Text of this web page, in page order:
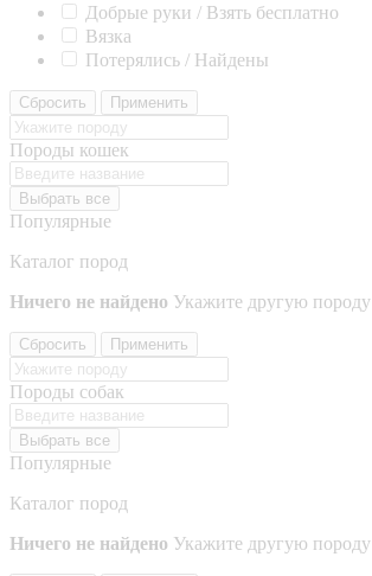
Добрые руки / Взять бесплатно
Вязка
Потерялись / Найдены
Сбросить Применить
Породы кошек
Выбрать все
Популярные
Каталог пород
Ничего не найдено Укажите другую породу
Сбросить Применить
Породы собак
Выбрать все
Популярные
Каталог пород
Ничего не найдено Укажите другую породу